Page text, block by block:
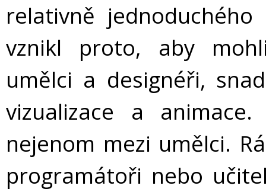
relativně
vznikl proto, aby
umělci a designéři,
vizualizace a
nejenom mezi umělci.
programátoři nebo